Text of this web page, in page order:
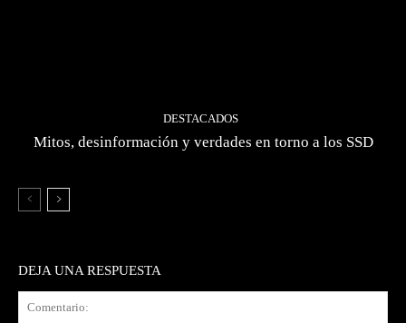
DESTACADOS
Mitos, desinformación y verdades en torno a los SSD
DEJA UNA RESPUESTA